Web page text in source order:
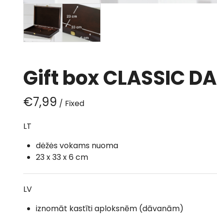
Gift box CLASSIC
/
LT
dėžės vokams nuoma
23 x 33 x 6 cm
LV
iznomāt kastīti aploksnēm (dāvanām)